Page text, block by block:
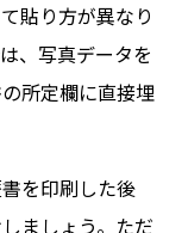
貼り方が異なり
、写真データを
所定欄に直接埋
を印刷した後
ましょう。ただ